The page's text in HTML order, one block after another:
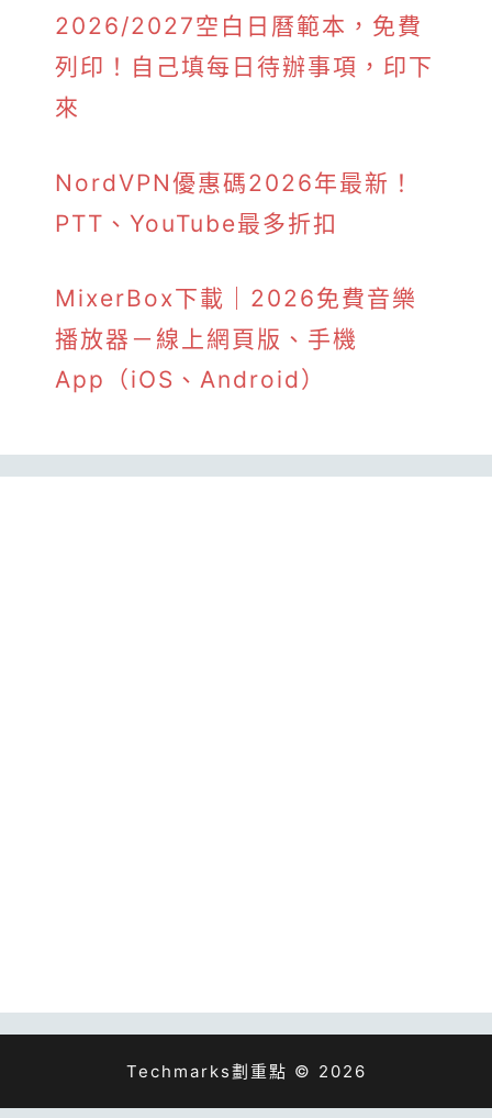
2026/2027空白日曆範本，免費
列印！自己填每日待辦事項，印下
來
NordVPN優惠碼2026年最新！
PTT、YouTube最多折扣
MixerBox下載｜2026免費音樂
播放器－線上網頁版、手機
App（iOS、Android）
Techmarks劃重點 © 2026